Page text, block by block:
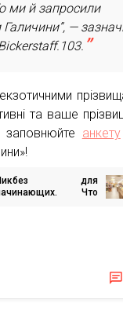
ми й запросили
—
та ваше
анкету
для
Что